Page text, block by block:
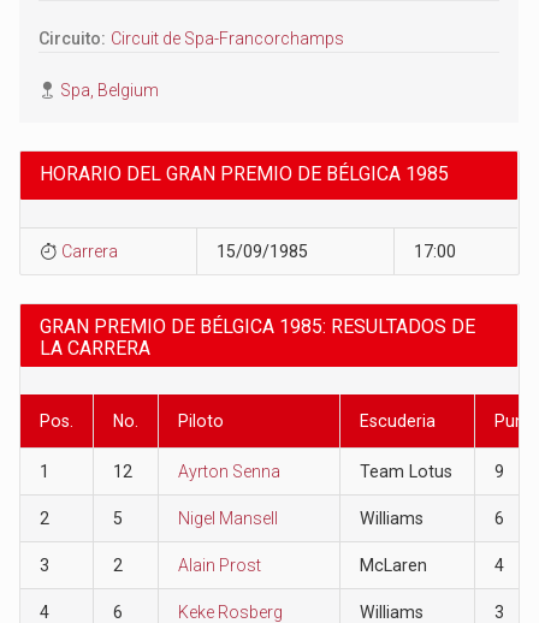
Circuito: Circuit de Spa-Francorchamps
Spa, Belgium
HORARIO DEL GRAN PREMIO DE BÉLGICA 1985
Carrera 15/09/1985 17:00
GRAN PREMIO DE BÉLGICA 1985: RESULTADOS DE
LA CARRERA
Pos. No. Piloto Escuderia
1 12 Ayrton Senna Team Lotus 9
2 5 Nigel Mansell Williams 6
3 2 Alain Prost McLaren 4
4 6 Keke Rosberg Williams 3